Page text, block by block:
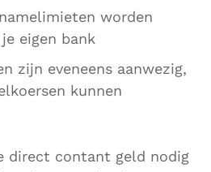
worden
eigen bank
zijn eveneens aanwezig,
kunnen
direct contant geld nodig